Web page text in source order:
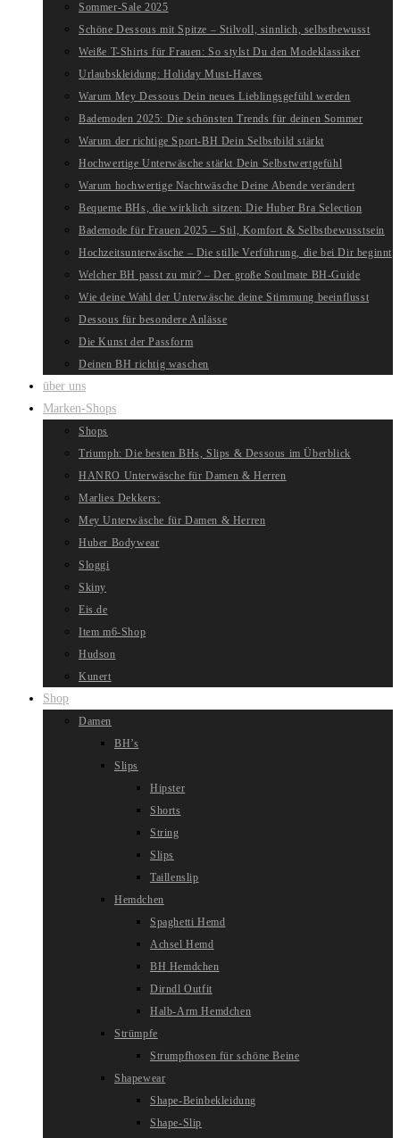
Sommer-Sale 2025
Schöne Dessous mit Spitze – Stilvoll, sinnlich, selbstbewusst
Weiße T-Shirts für Frauen: So stylst Du den Modeklassiker
Urlaubskleidung: Holiday Must-Haves
Warum Mey Dessous Dein neues Lieblingsgefühl werden
Bademoden 2025: Die schönsten Trends für deinen Sommer
Warum der richtige Sport-BH Dein Selbstbild stärkt
Hochwertige Unterwäsche stärkt Dein Selbstwertgefühl
Warum hochwertige Nachtwäsche Deine Abende verändert
Bequeme BHs, die wirklich sitzen: Die Huber Bra Selection
Bademode für Frauen 2025 – Stil, Komfort & Selbstbewusstsein
Hochzeitsunterwäsche – Die stille Verführung, die bei Dir beginnt
Welcher BH passt zu mir? – Der große Soulmate BH-Guide
Wie deine Wahl der Unterwäsche deine Stimmung beeinflusst
Dessous für besondere Anlässe
Die Kunst der Passform
Deinen BH richtig waschen
über uns
Marken-Shops
Shops
Triumph: Die besten BHs, Slips & Dessous im Überblick
HANRO Unterwäsche für Damen & Herren
Marlies Dekkers:
Mey Unterwäsche für Damen & Herren
Huber Bodywear
Sloggi
Skiny
Eis.de
Item m6-Shop
Hudson
Kunert
Shop
Damen
BH’s
Slips
Hipster
Shorts
String
Slips
Taillenslip
Hemdchen
Spaghetti Hemd
Achsel Hemd
BH Hemdchen
Dirndl Outfit
Halb-Arm Hemdchen
Strümpfe
Strumpfhosen für schöne Beine
Shapewear
Shape-Beinbekleidung
Shape-Slip